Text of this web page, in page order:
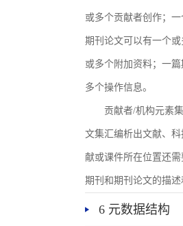
或多个贡献者创作；
期刊论文可以有一个
或多个附加资料；一
多个操作信息。
贡献者/机构元素
文集汇编析出文献、
献或课件所在位置还
期刊和期刊论文的描
6 元数据结构